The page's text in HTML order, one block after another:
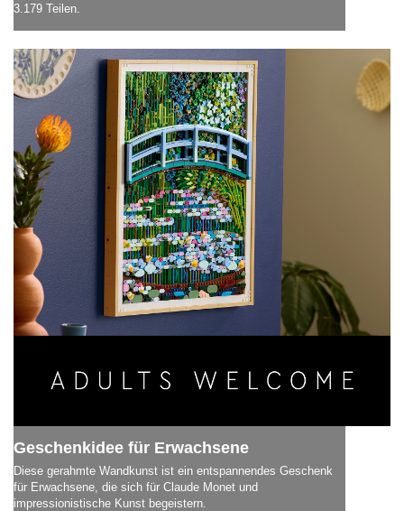
3.179 Teilen.
Geschenkidee für Erwachsene
Diese gerahmte Wandkunst ist ein entspannendes Geschenk
für Erwachsene, die sich für Claude Monet und
impressionistische Kunst begeistern.